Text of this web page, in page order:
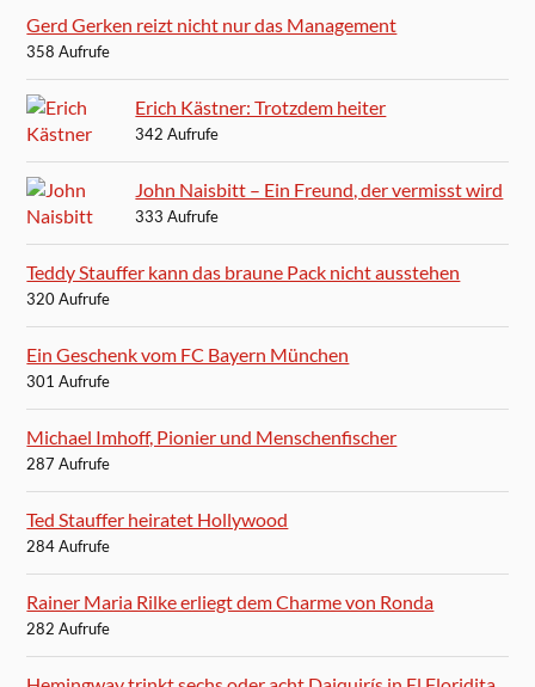
Gerd Gerken reizt nicht nur das Management
358 Aufrufe
Erich Kästner: Trotzdem heiter
342 Aufrufe
John Naisbitt – Ein Freund, der vermisst wird
333 Aufrufe
Teddy Stauffer kann das braune Pack nicht ausstehen
320 Aufrufe
Ein Geschenk vom FC Bayern München
301 Aufrufe
Michael Imhoff, Pionier und Menschenfischer
287 Aufrufe
Ted Stauffer heiratet Hollywood
284 Aufrufe
Rainer Maria Rilke erliegt dem Charme von Ronda
282 Aufrufe